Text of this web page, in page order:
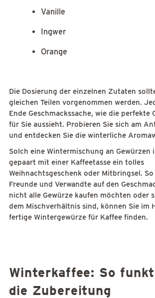
Vanille
Ingwer
Orange
Die Dosierung der einzelnen Zutaten
gleichen Teilen vorgenommen werden.
Ende Geschmackssache, wie die perfekte
für Sie aussieht. Probieren Sie sich am
und entdecken Sie die winterliche
Solch eine Wintermischung an Gewürzen
gepaart mit einer Kaffeetasse ein tolles
Weihnachtsgeschenk oder Mitbringsel.
Freunde und Verwandte auf den
nicht alle Gewürze kaufen möchten oder
dem Mischverhältnis sind, können Sie im
fertige Wintergewürze für Kaffee finden.
Winterkaffee: So
die Zubereitung